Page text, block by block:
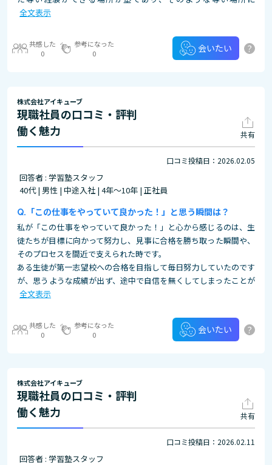
全文表示
共感した
0
参考になった
0
会いたい ?
株式会社アイキューブ
現職社員の口コミ・評判
働く魅力
共有
口コミ投稿日：2026.02.05
回答者 : 学習塾スタッフ
40代 | 男性 | 中途入社 | 4年～10年 | 正社員
「この仕事をやっていて良かった！」と思う瞬間は？
私が「この仕事をやっていて良かった！」と心から感じるのは、生
徒たちが目標に向かって努力し、見事に合格を勝ち取った瞬間や、
そのプロセスを間近で支えられた時です。
ある生徒が第一志望校への合格を目指して毎日努力していたのです
が、思うような成績が出ず、途中で自信を無くしてしまったことが
全文表示
共感した
0
参考になった
0
会いたい ?
株式会社アイキューブ
現職社員の口コミ・評判
働く魅力
共有
口コミ投稿日：2026.02.11
回答者 : 学習塾スタッフ